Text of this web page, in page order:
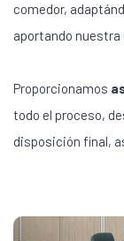
comedor,
aportando nuestra
Proporcionamos
todo el proceso,
disposición final,